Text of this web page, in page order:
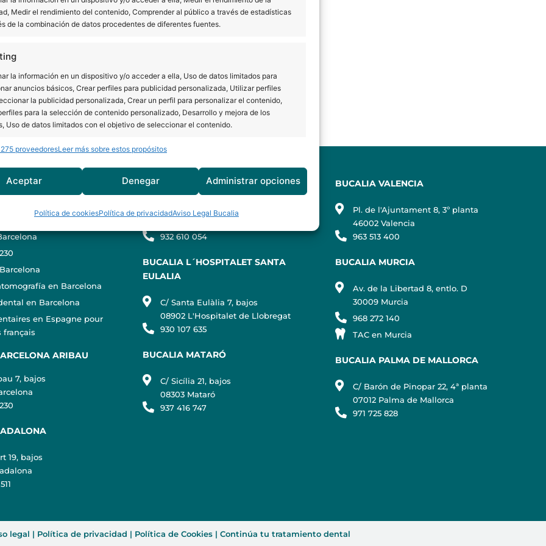
Medir el rendimiento del contenido, Comprender al público a través de estadísticas
de la combinación de datos procedentes de diferentes fuentes.
la información en un dispositivo y/o acceder a ella, Uso de datos limitados para
anuncios básicos, Crear perfiles para publicidad personalizada, Utilizar perfiles
la publicidad personalizada, Crear un perfil para personalizar el contenido,
para la selección de contenido personalizado, Desarrollo y mejora de los
Uso de datos limitados con el objetivo de seleccionar el contenido.
combinación de datos procedentes de otras fuentes de información,
diferentes dispositivos, Identificación de dispositivos en función de la
la seguridad, evitar y detectar fraudes, y eliminar
y presentar publicidad y contenido.
proveedoresLeer más sobre estos propósitos
Aceptar Denegar Administrar opciones
Política de cookiesPolítica de privacidadAviso Legal Bucalia
que pueden afectar a esta parte de nuestro
todos esos…
abril 10, 2015
comoConsejos
comoclinicas dentales mataró,odontologia preventiva,ortodoncia
3, 3ª planta (edificio
en Barcelona
en Barcelona
en Espagne pour
français
ARIBAU
7, bajos
19, bajos
BUCALIA L´HOSPITALET
C/ Lleida 28, bajos
932 610 054
BUCALIA L´HOSPITALET SANTA
EULALIA
C/ Santa Eulàlia 7, bajos
08902 L'Hospitalet de Llobregat
930 107 635
BUCALIA MATARÓ
C/ Sicília 21, bajos
08303 Mataró
937 416 747
BUCALIA VALENCIA
Pl. de l'Ajuntament 8, 3º planta
46002 Valencia
963 513 400
BUCALIA MURCIA
Av. de la Libertad 8, entlo. D
30009 Murcia
968 272 140
TAC en Murcia
BUCALIA PALMA DE MALLORCA
C/ Barón de Pinopar 22, 4ª planta
07012 Palma de Mallorca
971 725 828
legal | Política de privacidad | Política de Cookies| Continúa tu tratamiento dental